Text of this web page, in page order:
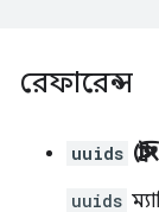
রেফারেন্স
uuids
uuids